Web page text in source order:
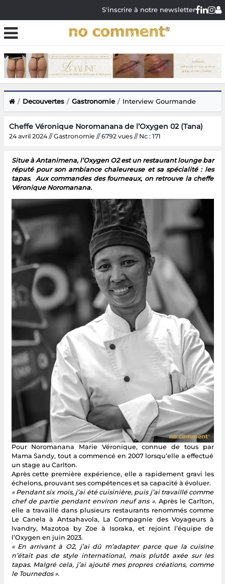
S'inscrire à notre newsletter
Decouvertes Gastronomie Interview Gourmande
Cheffe Véronique Noromanana de l’Oxygen 02 (Tana)
24 avril 2024 // Gastronomie // 6792 vues // Nc : 171
Situe à Antanimena, l’Oxygen O2 est un restaurant lounge bar
réputé pour son ambiance chaleureuse et sa spécialité : les
tapas. Aux commandes des fourneaux, on retrouve la cheffe
Véronique Noromanana.
Pour Noromanana Marie Véronique, connue de tous par
Mama Sandy, tout a commencé en 2007 lorsqu’elle a effectué
un stage au Carlton.
Après cette première expérience, elle a rapidement gravi les
échelons, prouvant ses compétences et sa capacité à évoluer.
« Pendant six mois, j’ai été cuisinière, puis j’ai travaillé comme
chef de partie pendant environ neuf ans ».Après le Carlton,
elle a travaillé dans plusieurs restaurants renommés comme
Le Canela à Antsahavola, La Compagnie des Voyageurs à
Ivandry, Mazotoa by Zoe à Isoraka, et rejoint l’équipe de
l’Oxygen en juin 2023.
« En arrivant à O2, j’ai dû m’adapter parce que la cuisine
n’était pas de style international, mais plutôt axée sur les
tapas. Malgré cela, j’ai ajouté mes propres créations, comme
le Tournedos ».